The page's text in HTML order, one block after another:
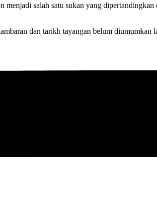
menjadi salah satu sukan yang
dan tarikh tayangan belum diumumkan